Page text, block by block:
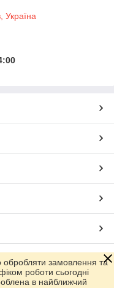
Україна
замовлення та
роботи сьогодні
в найближчий